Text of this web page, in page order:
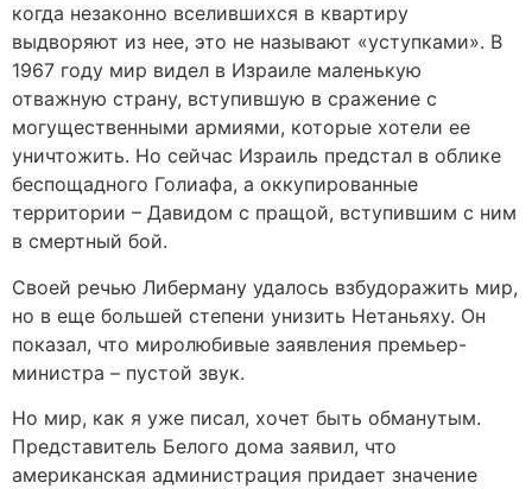
когда незаконно вселившихся в квартиру
выдворяют из нее, это не называют «уступками». В
1967 году мир видел в Израиле маленькую
отважную страну, вступившую в сражение с
могущественными армиями, которые хотели ее
уничтожить. Но сейчас Израиль предстал в облике
беспощадного Голиафа, а оккупированные
территории – Давидом с пращой, вступившим с ним
в смертный бой.
Своей речью Либерману удалось взбудоражить мир,
но в еще большей степени унизить Нетаньяху. Он
показал, что миролюбивые заявления премьер-
министра – пустой звук.
Но мир, как я уже писал, хочет быть обманутым.
Представитель Белого дома заявил, что
американская администрация придает значение